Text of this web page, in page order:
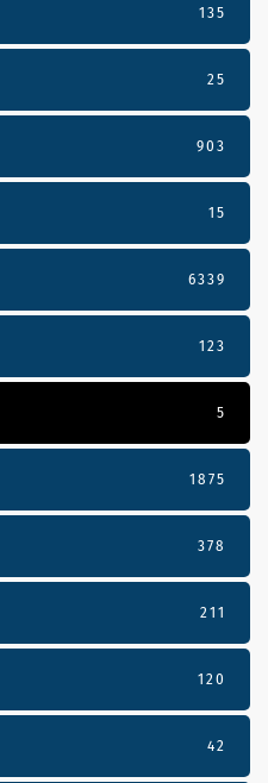
135
25
903
15
6339
123
5
1875
378
211
120
42